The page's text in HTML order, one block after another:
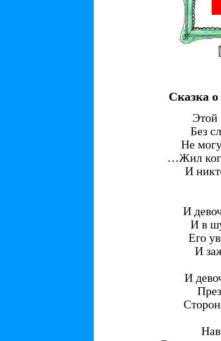
Сказка
Этой
Без
Не
…Жил
И
И
И в
Его
И
И